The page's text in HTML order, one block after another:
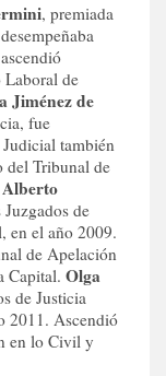
, premiada
de
Jiménez de
fue
también
del Tribunal de
Alberto
de
en el año 2009.
de Apelación
Capital. Olga
de Justicia
2011. Ascendió
en lo Civil y